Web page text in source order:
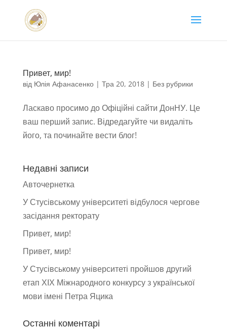
Привет, мир!
від Юлія Афанасенко| Тра 20, 2018| Без рубрики
Ласкаво просимо до Офіційні сайти ДонНУ. Це
ваш перший запис. Відредагуйте чи видаліть
його, та починайте вести блог!
Недавні записи
Авточернетка
У Стусівському університеті відбулося чергове
засідання ректорату
Привет, мир!
Привет, мир!
У Стусівському університеті пройшов другий
етап ХІХ Міжнародного конкурсу з української
мови імені Петра Яцика
Останні коментарі